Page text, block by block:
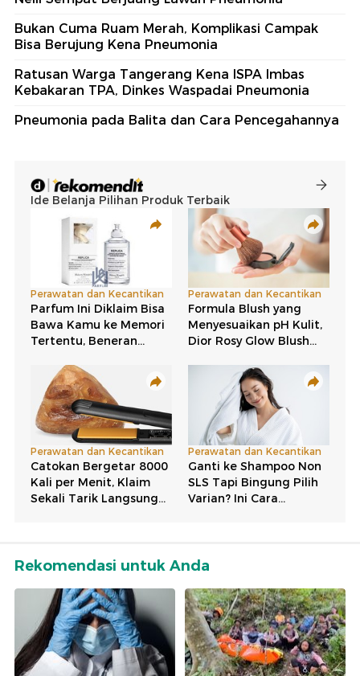
Bukan Cuma Ruam Merah, Komplikasi Campak
Bisa Berujung Kena Pneumonia
Ratusan Warga Tangerang Kena ISPA Imbas
Kebakaran TPA, Dinkes Waspadai Pneumonia
Pneumonia pada Balita dan Cara Pencegahannya
Rekomendasi untuk Anda